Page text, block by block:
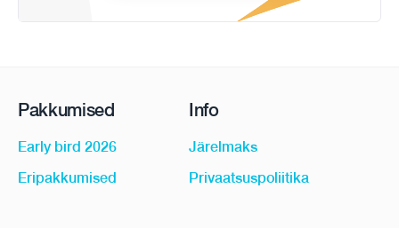
Pakkumised
Early bird 2026
Eripakkumised
Info
Järelmaks
Privaatsuspoliitika